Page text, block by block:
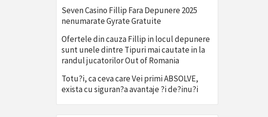
Seven Casino Fillip Fara Depunere 2025
nenumarate Gyrate Gratuite
Ofertele din cauza Fillip in locul depunere
sunt unele dintre Tipuri mai cautate in la
randul jucatorilor Out of Romania
Totu?i, ca ceva care Vei primi ABSOLVE,
exista cu siguran?a avantaje ?i de?inu?i